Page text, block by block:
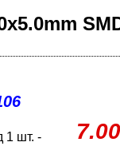
1 шт. - 7.00